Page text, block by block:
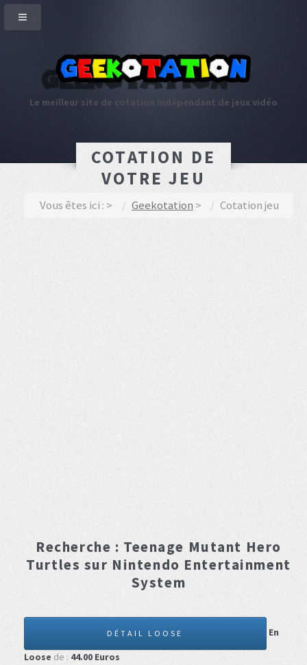
Le meilleur site de cotation indépendant de jeux vidéo
COTATION DE
VOTRE JEU
Vous êtes ici : Geekotation Cotation jeu
Recherche : Teenage Mutant Hero
Turtles sur Nintendo Entertainment
System
DÉTAIL LOOSE
En
Loose de : 44.00 Euros